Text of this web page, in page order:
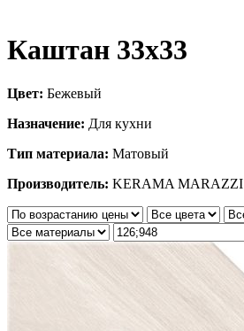
Каштан 33х33
Цвет: Бежевый
Назначение: Для кухни
Тип материала: Матовый
Производитель: KERAMA MARAZZI